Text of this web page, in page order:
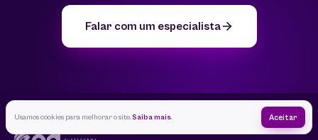
Falar com um especialista
Usamos cookies para melhorar o site.Saiba mais. Aceitar